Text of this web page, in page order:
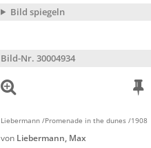
Bild spiegeln
Bild-Nr. 30004934
Liebermann /Promenade in the dunes /1908
von Liebermann, Max